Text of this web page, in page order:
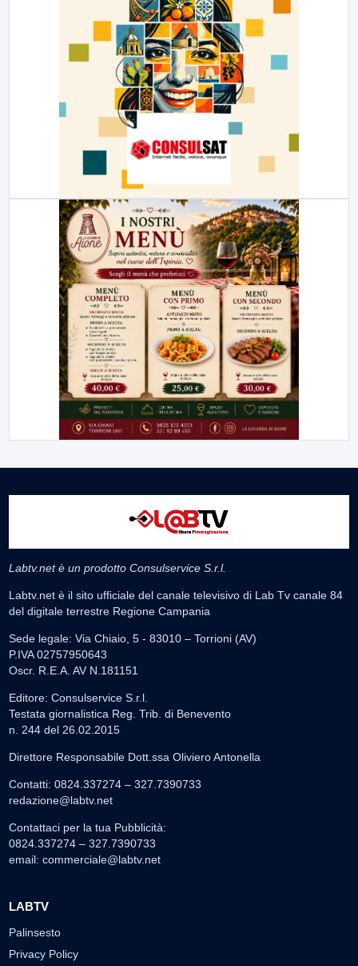
Labtv.net è un prodotto Consulservice S.r.l.
Labtv.net è il sito ufficiale del canale televisivo di Lab Tv canale 84
del digitale terrestre Regione Campania
Sede legale: Via Chiaio, 5 - 83010 – Torrioni (AV)
P.IVA 02757950643
Oscr. R.E.A. AV N.181151
Editore: Consulservice S.r.l.
Testata giornalistica Reg. Trib. di Benevento
n. 244 del 26.02.2015
Direttore Responsabile Dott.ssa Oliviero Antonella
Contatti: 0824.337274 – 327.7390733
redazione@labtv.net
Contattaci per la tua Pubblicità:
0824.337274 – 327.7390733
email: commerciale@labtv.net
LABTV
Palinsesto
Privacy Policy